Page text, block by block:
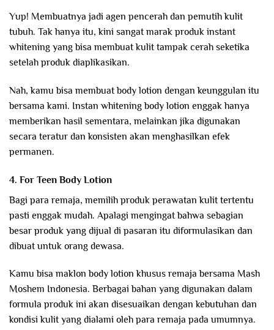
Yup! Membuatnya jadi agen pencerah dan pemutih kulit
tubuh. Tak hanya itu, kini sangat marak produk instant
whitening yang bisa membuat kulit tampak cerah seketika
setelah produk diaplikasikan.
Nah, kamu bisa membuat body lotion dengan keunggulan itu
bersama kami. Instan whitening body lotion enggak hanya
memberikan hasil sementara, melainkan jika digunakan
secara teratur dan konsisten akan menghasilkan efek
permanen.
4. For Teen Body Lotion
Bagi para remaja, memilih produk perawatan kulit tertentu
pasti enggak mudah. Apalagi mengingat bahwa sebagian
besar produk yang dijual di pasaran itu diformulasikan dan
dibuat untuk orang dewasa.
Kamu bisa maklon body lotion khusus remaja bersama Mash
Moshem Indonesia. Berbagai bahan yang digunakan dalam
formula produk ini akan disesuaikan dengan kebutuhan dan
kondisi kulit yang dialami oleh para remaja pada umumnya.